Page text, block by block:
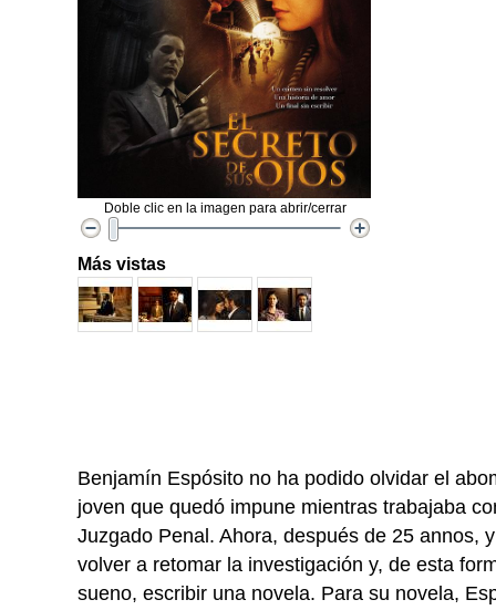
Doble clic en la imagen para abrir/cerrar
Más vistas
Benjamín Espósito no ha podido olvidar el
joven que quedó impune mientras trabajaba
Juzgado Penal. Ahora, después de 25 annos,
volver a retomar la investigación y, de esta
sueno, escribir una novela. Para su novela,